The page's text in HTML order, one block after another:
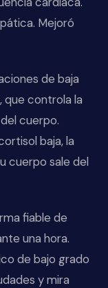
Mejoró
de baja
que controla la
cuerpo.
baja, la
cuerpo sale del
fiable de
una hora.
de bajo grado
y mira